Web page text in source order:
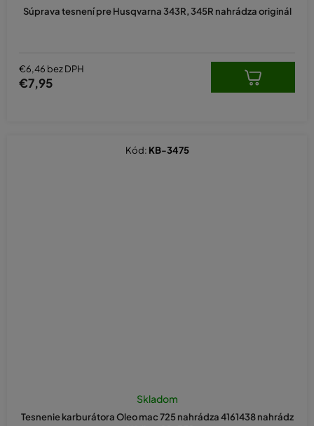
Súprava tesnení pre Husqvarna 343R, 345R nahrádza originál
€6,46 bez DPH
€7,95
Tesnenie karburátora Oleo mac 725 nahrádza 4161438 nahrádz
Skladom
Kód: KB-3475